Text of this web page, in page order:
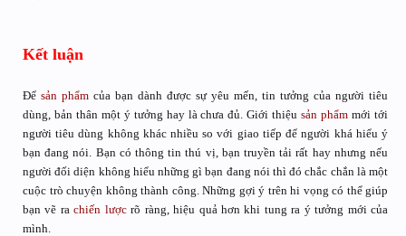
Kết luận
Để sản phẩm của bạn dành được sự yêu mến, tin tưởng của người tiêu
dùng, bản thân một ý tưởng hay là chưa đủ. Giới thiệusản phẩm mới tới
người tiêu dùng không khác nhiều so với giao tiếp để người khá hiểu ý
bạn đang nói. Bạn có thông tin thú vị, bạn truyền tải rất hay nhưng nếu
người đối diện không hiểu những gì bạn đang nói thì đó chắc chắn là một
cuộc trò chuyện không thành công. Những gợi ý trên hi vọng có thể giúp
bạn vẽ rachiến lượcrõ ràng, hiệu quả hơn khi tung ra ý tưởng mới của
mình.